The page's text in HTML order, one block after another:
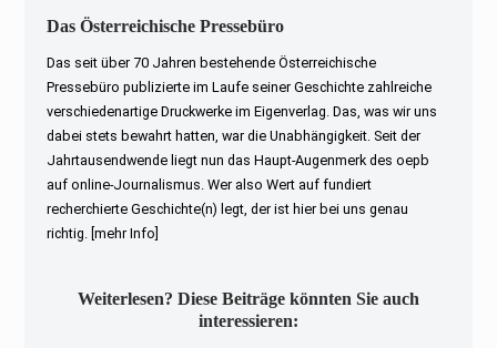
Das Österreichische Pressebüro
Das seit über 70 Jahren bestehende Österreichische
Pressebüro publizierte im Laufe seiner Geschichte zahlreiche
verschiedenartige Druckwerke im Eigenverlag. Das, was wir uns
dabei stets bewahrt hatten, war die Unabhängigkeit. Seit der
Jahrtausendwende liegt nun das Haupt-Augenmerk des oepb
auf online-Journalismus. Wer also Wert auf fundiert
recherchierte Geschichte(n) legt, der ist hier bei uns genau
richtig.
[mehr Info]
Weiterlesen? Diese Beiträge könnten Sie auch
interessieren: